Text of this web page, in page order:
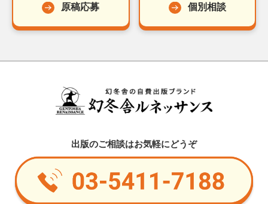
原稿応募 個別相談
出版のご相談はお気軽にどうぞ